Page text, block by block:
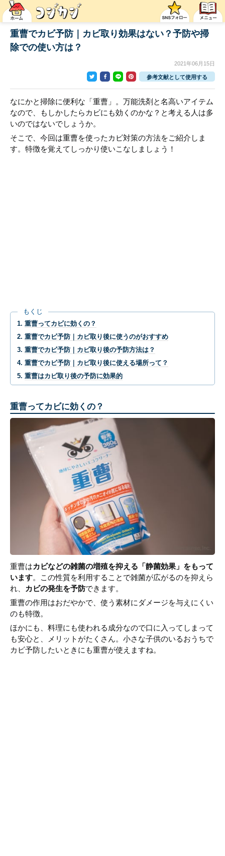
重曹でカビ予防｜カビ取り効果はない？予防や掃
除での使い方は？
2021年06月15日
参考文献として使用する
なにかと掃除に便利な「重曹」。万能洗剤と名高いアイテム
なので、もしかしたらカビにも効くのかな？と考える人は多
いのではないでしょうか。
そこで、今回は重曹を使ったカビ対策の方法をご紹介しま
す。特徴を覚えてしっかり使いこなしましょう！
もくじ
重曹ってカビに効くの？
重曹でカビ予防｜カビ取り後に使うのがおすすめ
重曹でカビ予防｜カビ取り後の予防方法は？
重曹でカビ予防｜カビ取り後に使える場所って？
重曹はカビ取り後の予防に効果的
重曹ってカビに効くの？
重曹はカビなどの雑菌の増殖を抑える「静菌効果」をもって
います。この性質を利用することで雑菌が広がるのを抑えら
れ、
カビの発生を予防できます。
重曹の作用はおだやかで、使う素材にダメージを与えにくい
のも特徴。
ほかにも、料理にも使われる成分なので口に入ってしまって
も安心と、メリットがたくさん。小さな子供のいるおうちで
カビ予防したいときにも重曹が使えますね。